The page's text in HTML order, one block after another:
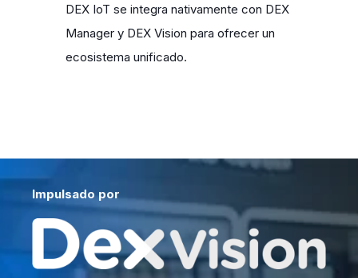
DEX IoT se integra nativamente con DEX
Manager y DEX Vision para ofrecer un
ecosistema unificado.
Impulsado por